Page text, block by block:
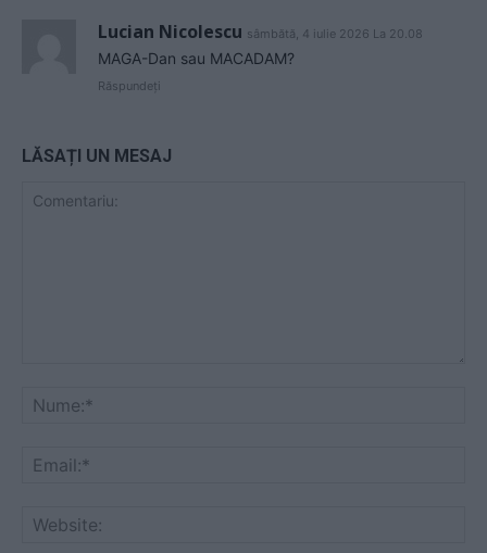
Lucian Nicolescu sâmbătă, 4 iulie 2026 La 20.08
MAGA-Dan sau MACADAM?
Răspundeți
LĂSAȚI UN MESAJ